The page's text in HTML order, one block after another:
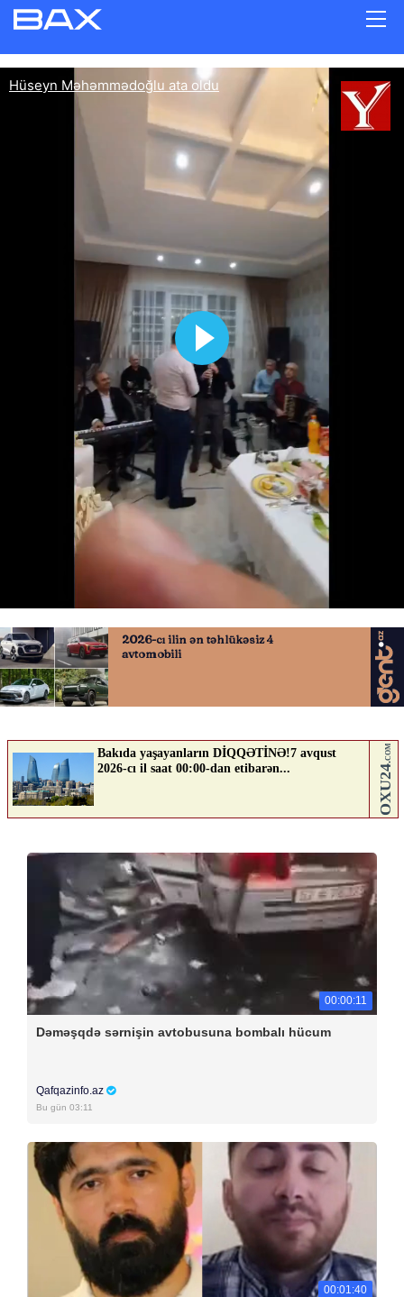
Hüseyn Məhəmmədoğlu ata oldu
YENILIK.AZ
00:00:11
Dəməşqdə sərnişin avtobusuna bombalı hücum
Qafqazinfo.az
Bu gün 03:11
00:01:40